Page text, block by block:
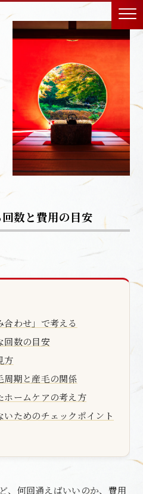
数と費用の目安
わせ」で考える
回数の目安
方
周期と産毛の関係
ホームケアの考え方
ためのチェックポイント
、何回通えばいいのか、費用